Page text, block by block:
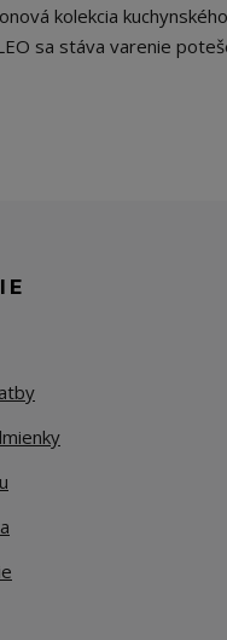
kolekcia kuchynského
sa stáva varenie